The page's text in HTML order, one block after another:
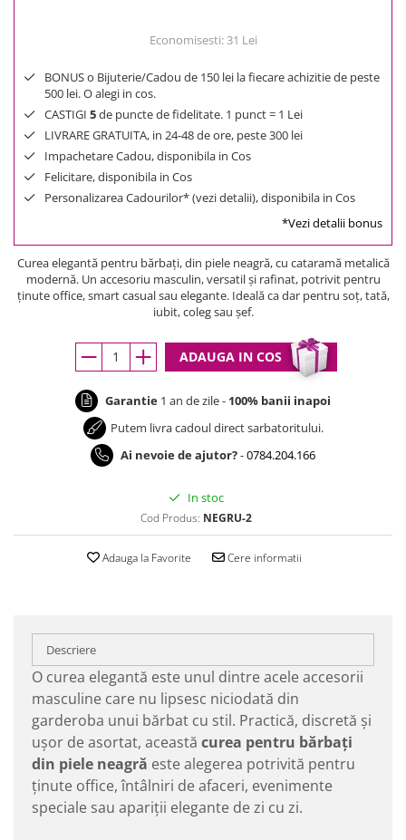
Economisesti:31 Lei
BONUS o Bijuterie/Cadou de 150 lei la fiecare achizitie de peste
500 lei. O alegi in cos.
CASTIGI 5de puncte de fidelitate. 1 punct = 1 Lei
LIVRARE GRATUITA, in 24-48 de ore, peste 300 lei
Impachetare Cadou, disponibila in Cos
Felicitare, disponibila in Cos
Personalizarea Cadourilor* (vezi detalii), disponibila in Cos
*Vezi detalii bonus
Curea elegantă pentru bărbați, din piele neagră, cu cataramă metalică
modernă. Un accesoriu masculin, versatil și rafinat, potrivit pentru
ținute office, smart casual sau elegante. Ideală ca dar pentru soț, tată,
iubit, coleg sau șef.
ADAUGA IN COS
Garantie 1 an de zile - 100% banii inapoi
Putem livra cadoul direct sarbatoritului.
Ai nevoie de ajutor?-0784.204.166
In stoc
Cod Produs: NEGRU-2
Adauga la Favorite Cere informatii
Descriere
O curea elegantă este unul dintre acele accesorii
masculine care nu lipsesc niciodată din
garderoba unui bărbat cu stil. Practică, discretă și
ușor de asortat, această curea pentru bărbați
din piele neagră este alegerea potrivită pentru
ținute office, întâlniri de afaceri, evenimente
speciale sau apariții elegante de zi cu zi.